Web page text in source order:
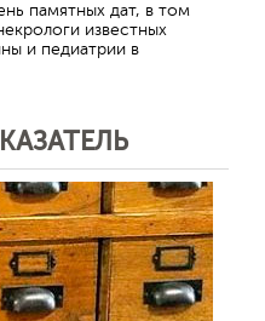
памятных дат, в том
известных
и педиатрии в
Обратная